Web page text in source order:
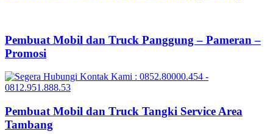
Pembuat Mobil dan Truck Panggung – Pameran –
Promosi
Pembuat Mobil dan Truck Tangki Service Area
Tambang